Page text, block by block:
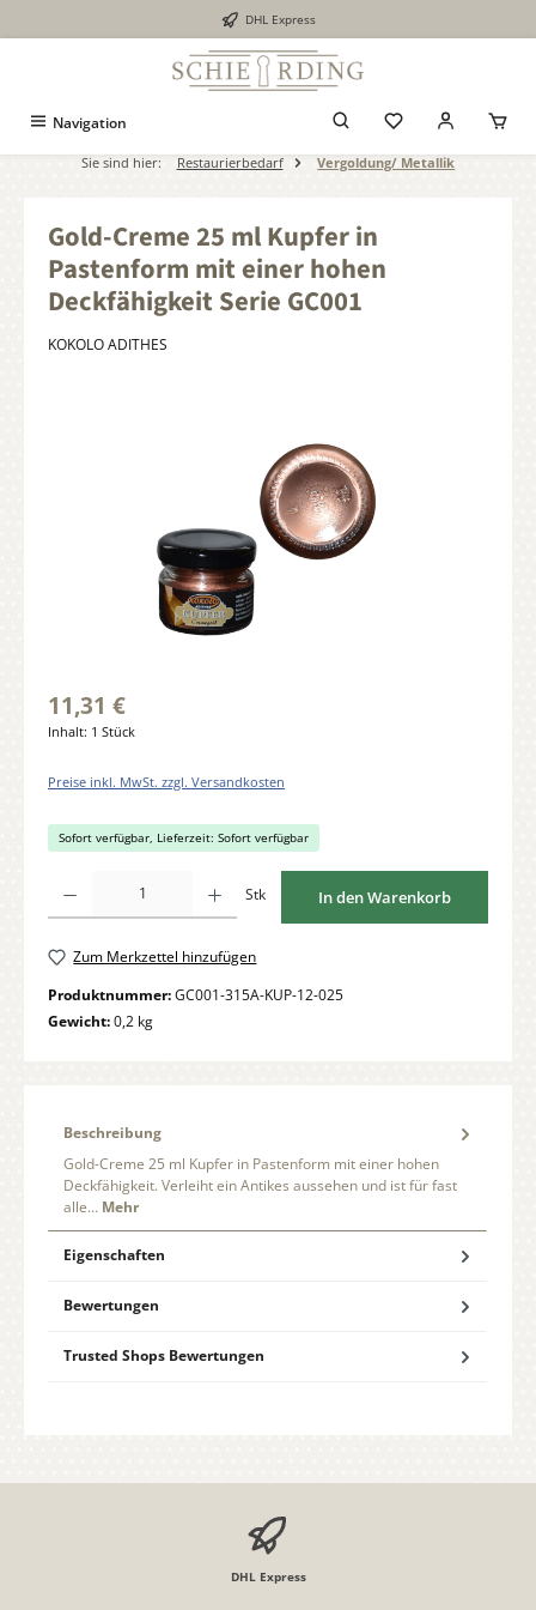
DHL Express
Navigation
Sie sind hier: Restaurierbedarf Vergoldung/ Metallik
Gold-Creme 25 ml Kupfer in
Pastenform mit einer hohen
Deckfähigkeit Serie GC001
KOKOLO ADITHES
11,31 €
Inhalt: 1 Stück
Preise inkl. MwSt. zzgl. Versandkosten
Sofort verfügbar, Lieferzeit: Sofort verfügbar
Stk In den Warenkorb
Zum Merkzettel hinzufügen
Produktnummer:GC001-315A-KUP-12-025
Gewicht:0,2 kg
Beschreibung
Gold-Creme 25 ml Kupfer in Pastenform mit einer hohen
Deckfähigkeit. Verleiht ein Antikes aussehen und ist für fast
alle… Mehr
Eigenschaften
Bewertungen
Trusted Shops Bewertungen
DHL Express